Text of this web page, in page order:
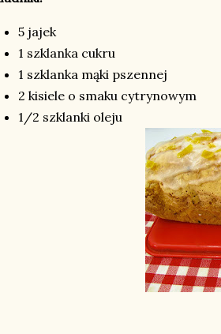
5 jajek
1 szklanka cukru
1 szklanka mąki pszennej
2 kisiele o smaku cytrynowym
1/2 szklanki oleju